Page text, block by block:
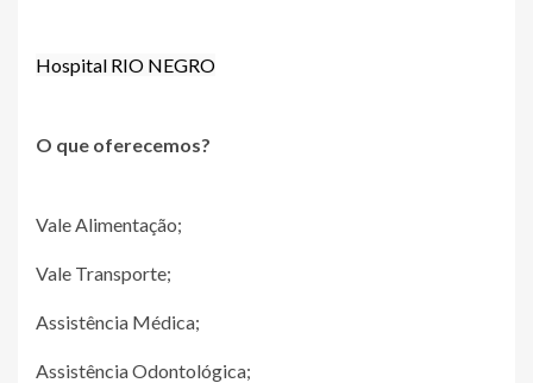
Hospital RIO NEGRO
O que oferecemos?
Vale Alimentação;
Vale Transporte;
Assistência Médica;
Assistência Odontológica;